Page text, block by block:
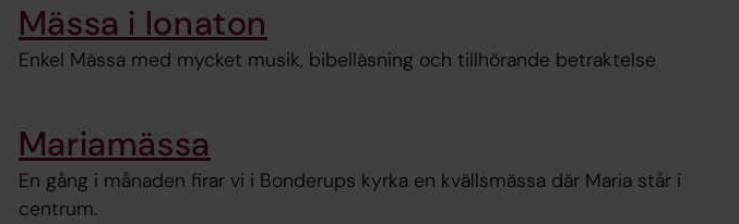
Mässa i Ionaton
Enkel Mässa med mycket musik, bibelläsning och tillhörande betraktelse
Mariamässa
En gång i månaden firar vi i Bonderups kyrka en kvällsmässa där Maria står i
centrum.